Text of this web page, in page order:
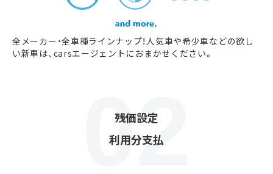
全メーカー・全車種ラインナップ！人気車や希少車などの欲し
い新車は、carsエージェントにおまかせください。
残価設定
利用分支払